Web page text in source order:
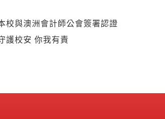
校與澳洲會計師公會簽署認證
護校安 你我有責